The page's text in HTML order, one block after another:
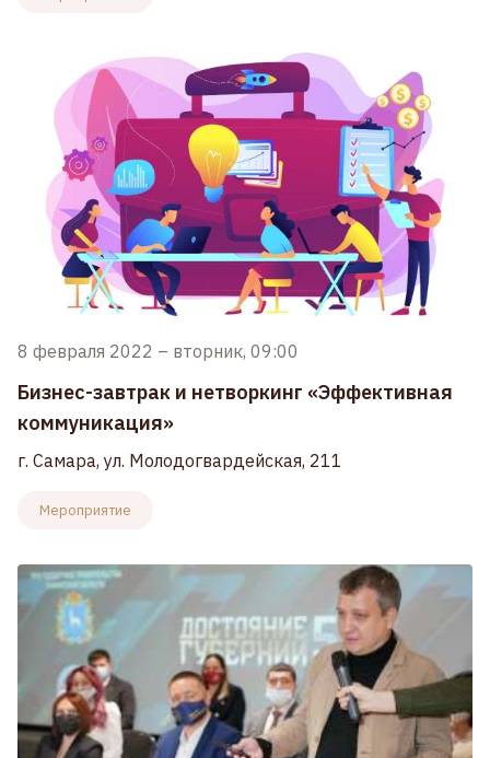
8 февраля 2022 – вторник, 09:00
Бизнес-завтрак и нетворкинг «Эффективная
коммуникация»
г. Самара, ул. Молодогвардейская, 211
Мероприятие